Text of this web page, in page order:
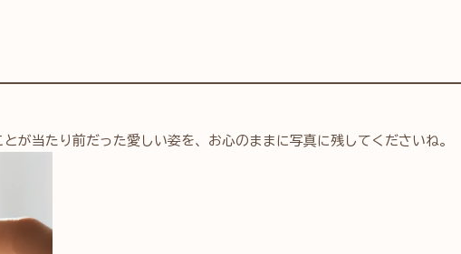
が当たり前だった愛しい姿を、お心のままに写真に残してくださいね。